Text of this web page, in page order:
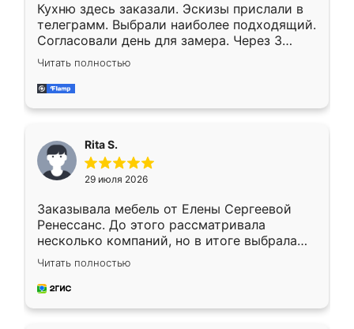
Кухню здесь заказали. Эскизы прислали в
телеграмм. Выбрали наиболее подходящий.
Согласовали день для замера. Через 3
недели кухня была уже готова. Остались
довольны работой. Спасибо Ренессанс
мебель за качественную работу!
Читать полностью
Rita S.
29 июля 2026
Заказывала мебель от Елены Сергеевой
Ренессанс. До этого рассматривала
несколько компаний, но в итоге выбрала
эту. Сначала обговорили условия, потом
приехал замерщик, всё спокойно объяснил
и снял размеры. Изготовили в срок, с
Читать полностью